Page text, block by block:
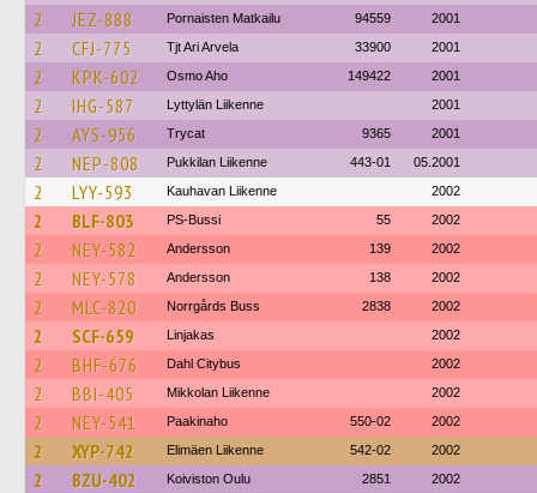
2
JEZ-888 Pornaisten Matkailu 94559 2001
2 CFJ-775 Tjt Ari Arvela 33900 2001
2 KPK-602 Osmo Aho 149422 2001
2 IHG-587 Lyttylän Liikenne 2001
2 AYS-956 Trycat 9365 2001
2 NEP-808 Pukkilan Liikenne 443-01 05.2001
2 LYY-593 Kauhavan Liikenne 2002
2 BLF-803 PS-Bussi 55 2002
2 NEY-582 Andersson 139 2002
2 NEY-578 Andersson 138 2002
2 MLC-820 Norrgårds Buss 2838 2002
2 SCF-659 Linjakas 2002
2 BHF-676 Dahl Citybus 2002
2 BBI-405 Mikkolan Liikenne 2002
2 NEY-541 Paakinaho 550-02 2002
2 XYP-742 Elimäen Liikenne 542-02 2002
2 BZU-402 Koiviston Oulu 2851 2002